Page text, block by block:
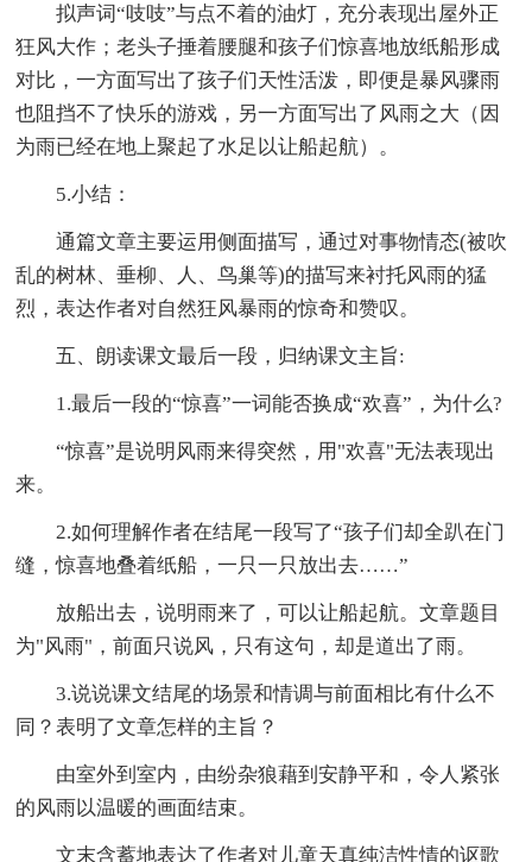
拟声词“吱吱”与点不着的油灯，充分表现出屋外正
狂风大作；老头子捶着腰腿和孩子们惊喜地放纸船形成
对比，一方面写出了孩子们天性活泼，即便是暴风骤雨
也阻挡不了快乐的游戏，另一方面写出了风雨之大（因
为雨已经在地上聚起了水足以让船起航）。
5.小结：
通篇文章主要运用侧面描写，通过对事物情态(被吹
乱的树林、垂柳、人、鸟巢等)的描写来衬托风雨的猛
烈，表达作者对自然狂风暴雨的惊奇和赞叹。
五、朗读课文最后一段，归纳课文主旨:
1.最后一段的“惊喜”一词能否换成“欢喜”，为什么?
“惊喜”是说明风雨来得突然，用"欢喜"无法表现出
来。
2.如何理解作者在结尾一段写了“孩子们却全趴在门
缝，惊喜地叠着纸船，一只一只放出去……”
放船出去，说明雨来了，可以让船起航。文章题目
为"风雨"，前面只说风，只有这句，却是道出了雨。
3.说说课文结尾的场景和情调与前面相比有什么不
同？表明了文章怎样的主旨？
由室外到室内，由纷杂狼藉到安静平和，令人紧张
的风雨以温暖的画面结束。
文末含蓄地表达了作者对儿童天真纯洁性情的讴歌